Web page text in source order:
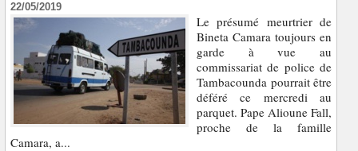
22/05/2019
Le présumé meurtrier de
Bineta Camara toujours en
garde à vue au
commissariat de police de
Tambacounda pourrait être
déféré ce mercredi au
parquet. Pape Alioune Fall,
proche de la famille
Camara, a...